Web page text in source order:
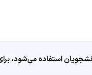
استفاده می‌شود،